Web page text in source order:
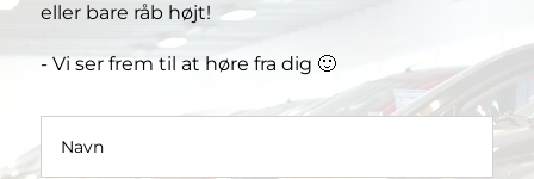
eller bare råb højt!
- Vi ser frem til at høre fra dig 🙂